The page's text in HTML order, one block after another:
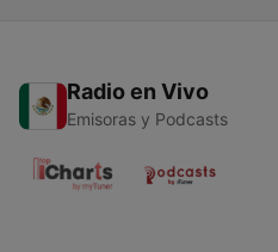
Radio en Vivo
Emisoras y Podcasts